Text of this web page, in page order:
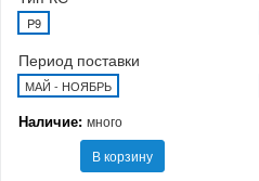
P9
Период поставки
МАЙ - НОЯБРЬ
Наличие: много
В корзину